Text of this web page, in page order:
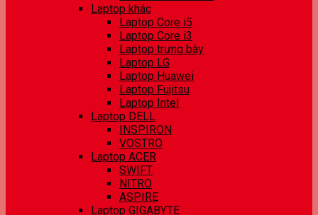
Laptop khác
Laptop Core i5
Laptop Core i3
Laptop trưng bày
Laptop LG
Laptop Huawei
Laptop Fujitsu
Laptop Intel
Laptop DELL
INSPIRON
VOSTRO
Laptop ACER
SWIFT
NITRO
ASPIRE
Laptop GIGABYTE